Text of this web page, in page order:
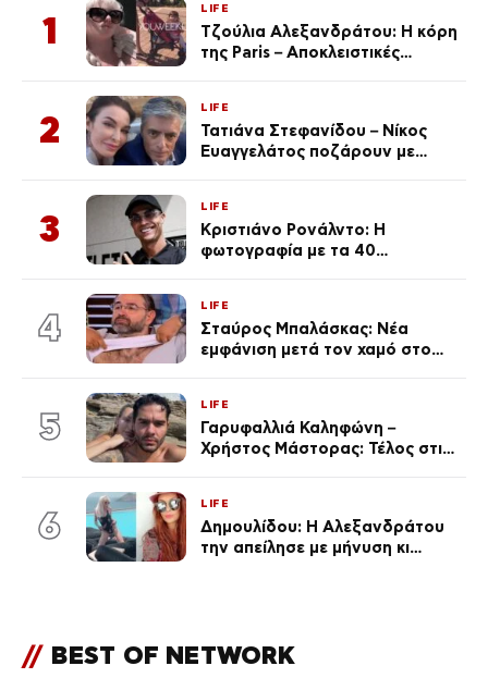
1
LIFE
Τζούλια Αλεξανδράτου: Η κόρη
της Paris – Αποκλειστικές
2
LIFE
Τατιάνα Στεφανίδου – Νίκος
Ευαγγελάτος ποζάρουν με
3
LIFE
Κριστιάνο Ρονάλντο: Η
φωτογραφία με τα 40
εκ. likes
4
LIFE
Σταύρος Μπαλάσκας: Νέα
εμφάνιση μετά τον χαμό στο
5
LIFE
Γαρυφαλλιά Καληφώνη –
Χρήστος Μάστορας: Τέλος στις
6
LIFE
Δημουλίδου: Η Αλεξανδράτου
την απείλησε με μήνυση κι
// BEST OF NETWORK